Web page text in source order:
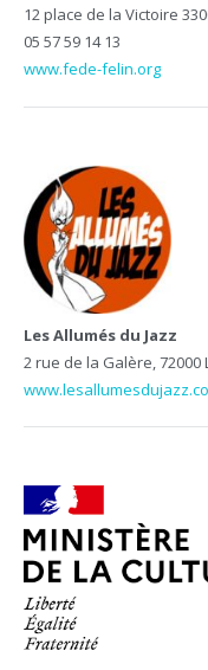
12 place de la Victoire
05 57 59 14 13
www.fede-felin.org
Les Allumés du Jazz
2 rue de la Galère, 72000